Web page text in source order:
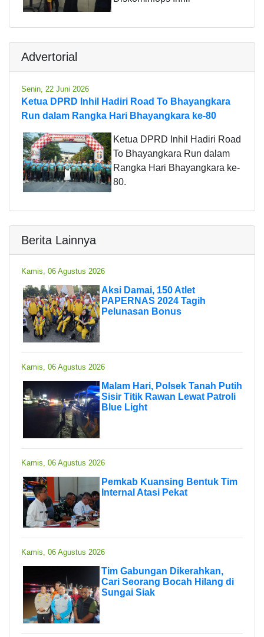
Advertorial
Senin, 22 Juni 2026
Ketua DPRD Inhil Hadiri Road To Bhayangkara
Run dalam Rangka Hari Bhayangkara ke-80
Ketua DPRD Inhil Hadiri Road
To Bhayangkara Run dalam
Rangka Hari Bhayangkara ke-
80.
Berita Lainnya
Kamis, 06 Agustus 2026
Aksi Damai, 150 Atlet
PAPERNAS 2024 Tagih
Pelunasan Bonus
Kamis, 06 Agustus 2026
Malam Hari, Polsek Tanah Putih
Sisir Titik Rawan Lewat Patroli
Blue Light
Kamis, 06 Agustus 2026
Pemkab Kuansing Bentuk Tim
Internal Atasi Pekat
Kamis, 06 Agustus 2026
Tim Gabungan Dikerahkan,
Cari Seorang Bocah Hilang di
Sungai Siak